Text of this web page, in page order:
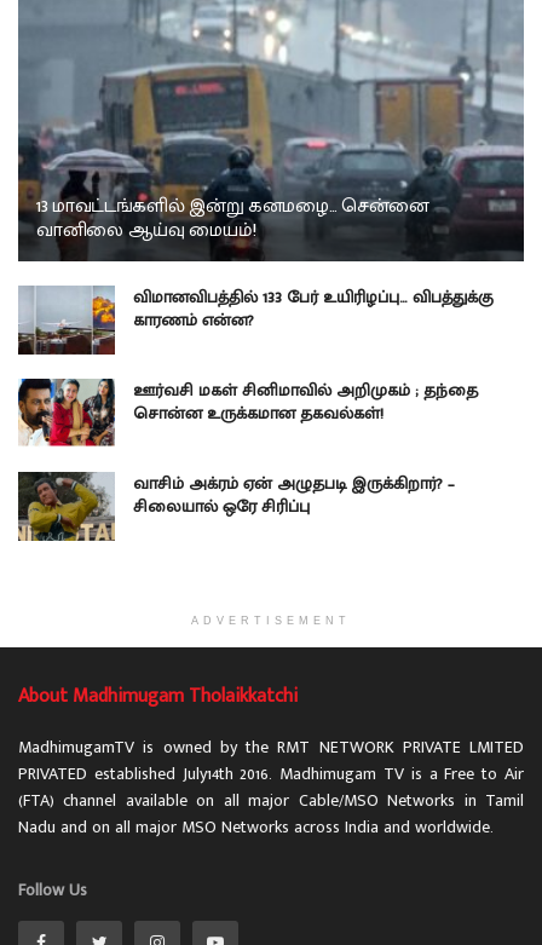
13 மாவட்டங்களில் இன்று கனமழை… சென்னை
வானிலை ஆய்வு மையம்!
விமானவிபத்தில் 133 பேர் உயிரிழப்பு… விபத்துக்கு
காரணம் என்ன?
ஊர்வசி மகள் சினிமாவில் அறிமுகம் ; தந்தை
சொன்ன உருக்கமான தகவல்கள்!
வாசிம் அக்ரம் ஏன் அழுதபடி இருக்கிறார்? –
சிலையால் ஒரே சிரிப்பு
ADVERTISEMENT
About Madhimugam Tholaikkatchi
MadhimugamTV is owned by the RMT NETWORK PRIVATE LMITED
PRIVATED established July14th 2016. Madhimugam TV is a Free to Air
(FTA) channel available on all major Cable/MSO Networks in Tamil
Nadu and on all major MSO Networks across India and worldwide.
Follow Us